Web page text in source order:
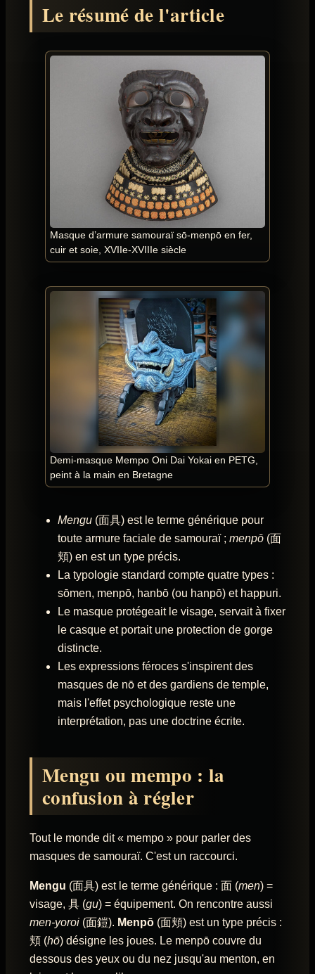
Le résumé de l'article
Masque d’armure samouraï sō-menpō en fer,
cuir et soie, XVIIe-XVIIIe siècle
Demi-masque Mempo Oni Dai Yokai en PETG,
peint à la main en Bretagne
Mengu (面具) est le terme générique pour
toute armure faciale de samouraï ; menpō (面
頬) en est un type précis.
La typologie standard compte quatre types :
sōmen, menpō, hanbō (ou hanpō) et happuri.
Le masque protégeait le visage, servait à fixer
le casque et portait une protection de gorge
distincte.
Les expressions féroces s'inspirent des
masques de nō et des gardiens de temple,
mais l'effet psychologique reste une
interprétation, pas une doctrine écrite.
Mengu ou mempo : la
confusion à régler
Tout le monde dit « mempo » pour parler des
masques de samouraï. C'est un raccourci.
Mengu (面具) est le terme générique : 面 (men) =
visage, 具 (gu) = équipement. On rencontre aussi
men-yoroi (面鎧). Menpō (面頬) est un type précis :
頬 (hō) désigne les joues. Le menpō couvre du
dessous des yeux ou du nez jusqu'au menton, en